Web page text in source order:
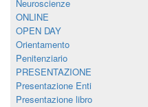
Neuroscienze
ONLINE
OPEN DAY
Orientamento
Penitenziario
PRESENTAZIONE
Presentazione Enti
Presentazione libro